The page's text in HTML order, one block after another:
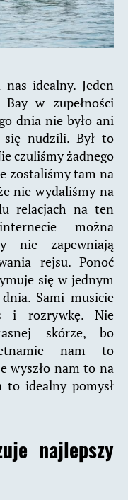
idealny. Jeden
w zupełności
dnia nie było ani
nudzili. Był to
czuliśmy żadnego
zostaliśmy tam na
nie wydaliśmy na
relacjach na ten
można
nie zapewniają
rejsu. Ponoć
się w jednym
Sami musicie
i rozrywkę. Nie
skórze, bo
nam to
wyszło nam to na
to idealny pomysł
najlepszy